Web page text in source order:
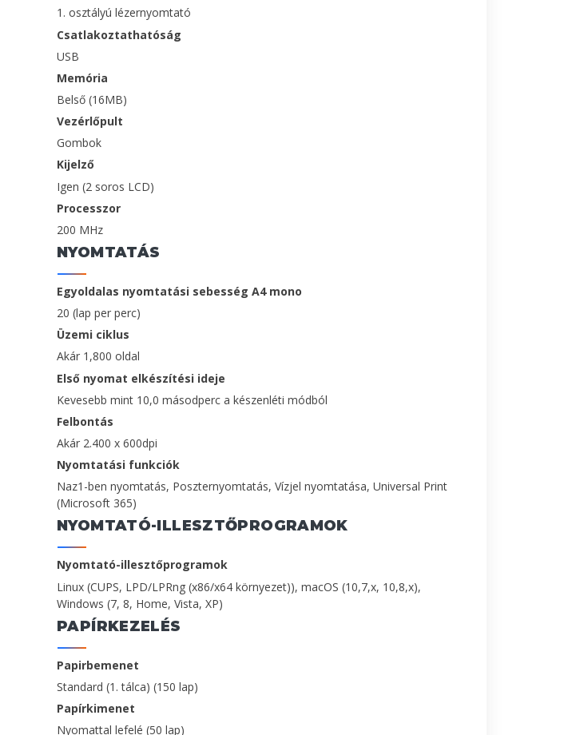
1. osztályú lézernyomtató
Csatlakoztathatóság
USB
Memória
Belső (16MB)
Vezérlőpult
Gombok
Kijelző
Igen (2 soros LCD)
Processzor
200 MHz
NYOMTATÁS
Egyoldalas nyomtatási sebesség A4 mono
20 (lap per perc)
Üzemi ciklus
Akár 1,800 oldal
Első nyomat elkészítési ideje
Kevesebb mint 10,0 másodperc a készenléti módból
Felbontás
Akár 2.400 x 600dpi
Nyomtatási funkciók
Naz1-ben nyomtatás, Poszternyomtatás, Vízjel nyomtatása, Universal Print
(Microsoft 365)
NYOMTATÓ-ILLESZTŐPROGRAMOK
Nyomtató-illesztőprogramok
Linux (CUPS, LPD/LPRng (x86/x64 környezet)), macOS (10,7,x, 10,8,x),
Windows (7, 8, Home, Vista, XP)
PAPÍRKEZELÉS
Papirbemenet
Standard (1. tálca) (150 lap)
Papírkimenet
Nyomattal lefelé (50 lap)